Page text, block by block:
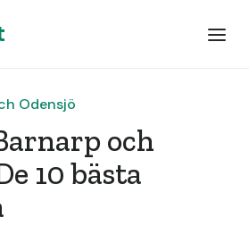
Odensjö
och
10 bästa